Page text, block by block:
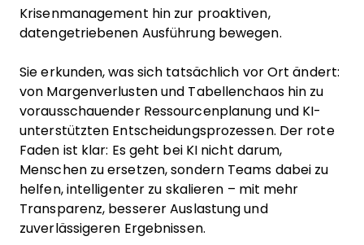
Krisenmanagement hin zur proaktiven,
datengetriebenen Ausführung bewegen.
Sie erkunden, was sich tatsächlich vor Ort ändert:
von Margenverlusten und Tabellenchaos hin zu
vorausschauender Ressourcenplanung und KI-
unterstützten Entscheidungsprozessen. Der rote
Faden ist klar: Es geht bei KI nicht darum,
Menschen zu ersetzen, sondern Teams dabei zu
helfen, intelligenter zu skalieren – mit mehr
Transparenz, besserer Auslastung und
zuverlässigeren Ergebnissen.